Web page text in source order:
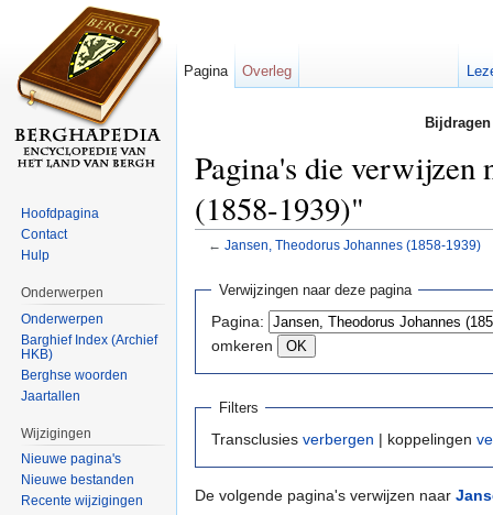
Pagina's die verwijzen
(1858-1939)"
← Jansen, Theodorus Johannes (1858-1939)
Verwijzingen naar deze pagina
Pagina:
omkeren
Filters
Transclusies verbergen | koppelingen
De volgende pagina's verwijzen naar
Pagina Overleg
Hoofdpagina
Contact
Hulp
Onderwerpen
Onderwerpen
Barghief Index (Archief
HKB)
Berghse woorden
Jaartallen
Wijzigingen
Nieuwe pagina's
Nieuwe bestanden
Recente wijzigingen